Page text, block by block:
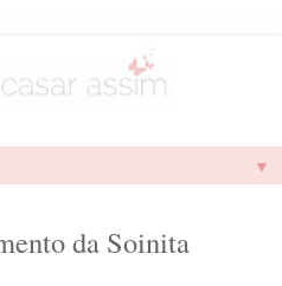
▼
da Soinita